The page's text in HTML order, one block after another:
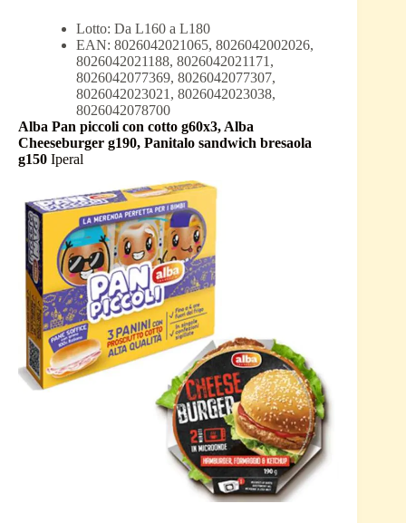
Lotto: Da L160 a L180
EAN: 8026042021065, 8026042002026,
8026042021188, 8026042021171,
8026042077369, 8026042077307,
8026042023021, 8026042023038,
8026042078700
Alba Pan piccoli con cotto g60x3, Alba
Cheeseburger g190, Panitalo sandwich bresaola
g150 Iperal